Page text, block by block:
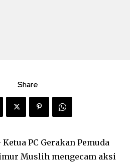
Share
PC Gerakan Pemuda
Muslih mengecam aksi